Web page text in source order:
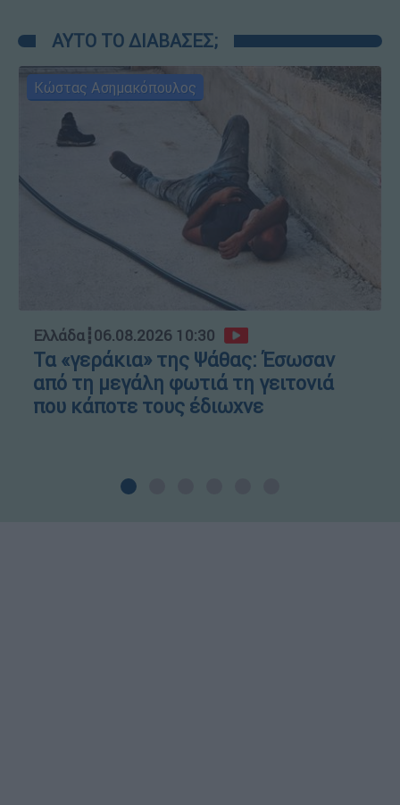
ΑΥΤΟ ΤΟ ΔΙΑΒΑΣΕΣ;
Κώστας Ασημακόπουλος
Ελλάδα┋06.08.2026 10:30
Τα «γεράκια» της Ψάθας: Έσωσαν
από τη μεγάλη φωτιά τη γειτονιά
που κάποτε τους έδιωχνε